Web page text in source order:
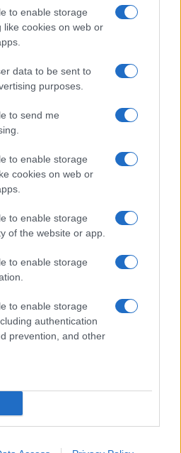
to enable storage
like cookies on web or
data to be sent to
purposes.
to send me
to enable storage
cookies on web or
to enable storage
of the website or app.
to enable storage
to enable storage
authentication
prevention, and other
Guido Rombi
Gallura
Tamponi Storico Gallura
e le tue foto
al numero +39
7512
in tempo reale?
canale telegram di
nostre ultime news